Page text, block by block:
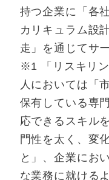
持つ企業に「各
カリキュラム設
走」を通じてサ
※1 「リスキリ
人においては「
保有している専
応できるスキル
門性を太く、変
と」、企業にお
な業務に就ける